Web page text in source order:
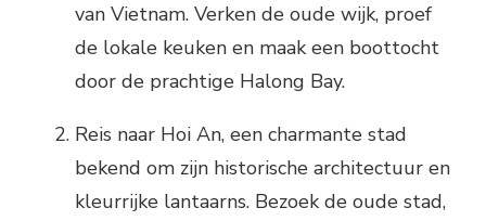
van Vietnam. Verken de oude wijk, proef
de lokale keuken en maak een boottocht
door de prachtige Halong Bay.
Reis naar Hoi An, een charmante stad
bekend om zijn historische architectuur en
kleurrijke lantaarns. Bezoek de oude stad,